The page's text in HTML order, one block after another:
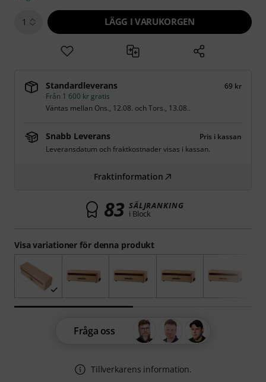
Visa variationer för denna produkt
1 LÄGG I VARUKORGEN
Standardleverans
69 kr
Från 1 600 kr gratis
Väntas mellan Ons., 12.08. ochTors., 13.08..
Snabb Leverans
Pris i kassan
Leveransdatum och fraktkostnader visas i kassan.
Fraktinformation
83 SÄLJRANKING
i Block
Fråga oss
Tillverkarens information.